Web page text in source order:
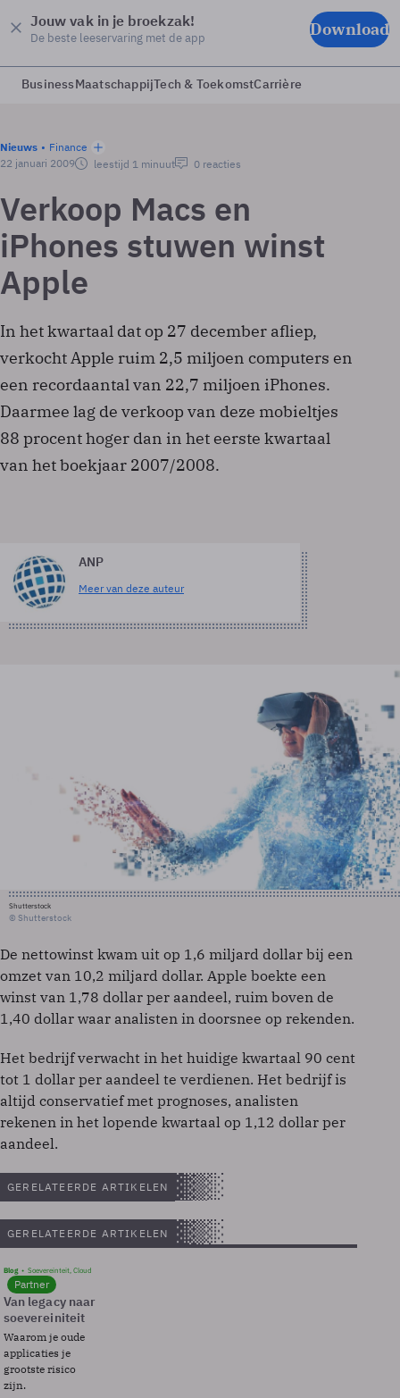
Jouw vak in je broekzak!
De beste leeservaring met de app Download
BusinessMaatschappijTech & ToekomstCarrière
Nieuws
Finance
22 januari 2009
leestijd 1 minuut 0 reacties
Verkoop Macs en
iPhones stuwen winst
Apple
In het kwartaal dat op 27 december afliep,
verkocht Apple ruim 2,5 miljoen computers en
een recordaantal van 22,7 miljoen iPhones.
Daarmee lag de verkoop van deze mobieltjes
88 procent hoger dan in het eerste kwartaal
van het boekjaar 2007/2008.
ANP
Meer van deze auteur
Shutterstock
© Shutterstock
De nettowinst kwam uit op 1,6 miljard dollar bij een
omzet van 10,2 miljard dollar. Apple boekte een
winst van 1,78 dollar per aandeel, ruim boven de
1,40 dollar waar analisten in doorsnee op rekenden.
Het bedrijf verwacht in het huidige kwartaal 90 cent
tot 1 dollar per aandeel te verdienen. Het bedrijf is
altijd conservatief met prognoses, analisten
rekenen in het lopende kwartaal op 1,12 dollar per
aandeel.
GERELATEERDE ARTIKELEN
GERELATEERDE ARTIKELEN
Blog Soevereinteit, Cloud
Partner
Van legacy naar
soevereiniteit
Waarom je oude
applicaties je
grootste risico
zijn.